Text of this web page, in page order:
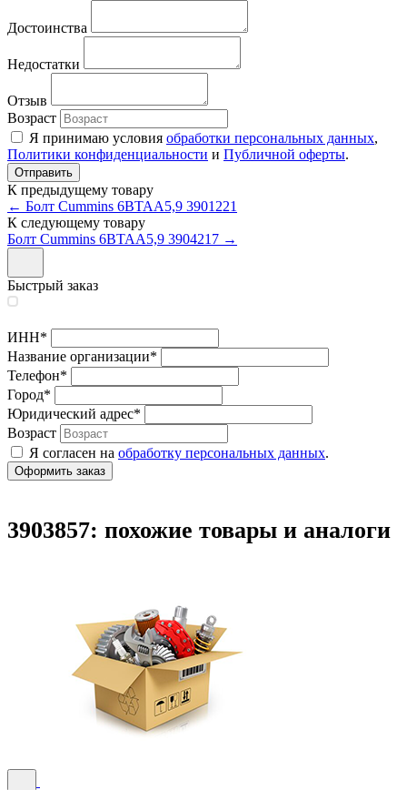
Достоинства
Недостатки
Отзыв
Возраст
Я принимаю условия обработки персональных данных,
Политики конфиденциальности и Публичной оферты.
К предыдущему товару
← Болт Cummins 6BTAA5,9 3901221
К следующему товару
Болт Cummins 6BTAA5,9 3904217 →
Быстрый заказ
ИНН*
Название организации*
Телефон*
Город*
Юридический адрес*
Возраст
Я согласен на обработку персональных данных.
3903857: похожие товары и аналоги